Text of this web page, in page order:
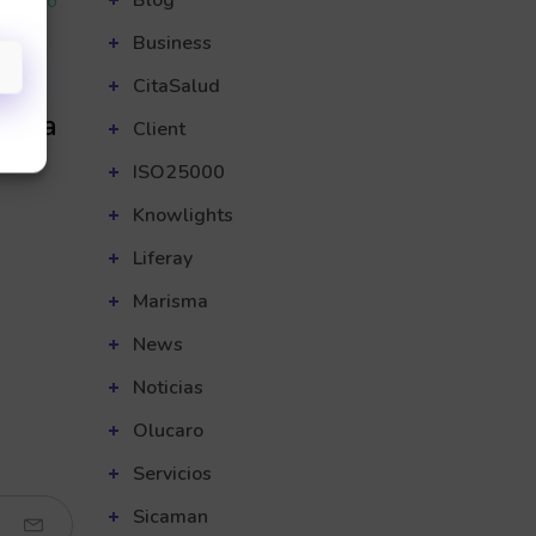
Business
CitaSalud
Client
ISO25000
Knowlights
Liferay
Marisma
News
Noticias
Olucaro
Servicios
Sicaman